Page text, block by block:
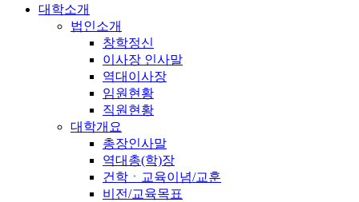
대학소개
법인소개
창학정신
이사장 인사말
역대이사장
임원현황
직원현황
대학개요
총장인사말
역대총(학)장
건학ㆍ교육이념/교훈
비전/교육목표